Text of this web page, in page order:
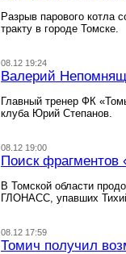
Разрыв парового котла
тракту в городе Томске.
08.12 19:24
Валерий
Главный тренер ФК
клуба Юрий Степанов.
08.12 19:00
Поиск фрагментов
В Томской области
ГЛОНАСС, упавших
08.12 17:59
Томич получил